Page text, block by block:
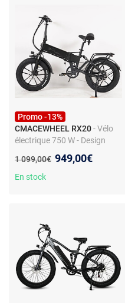
Promo -13%
CMACEWHEEL RX20- Vélo
électrique 750 W - Design
confort surdimensionnée
Ancien prix :
1 099,00€ Nouveau prix :
949,00€
En stock